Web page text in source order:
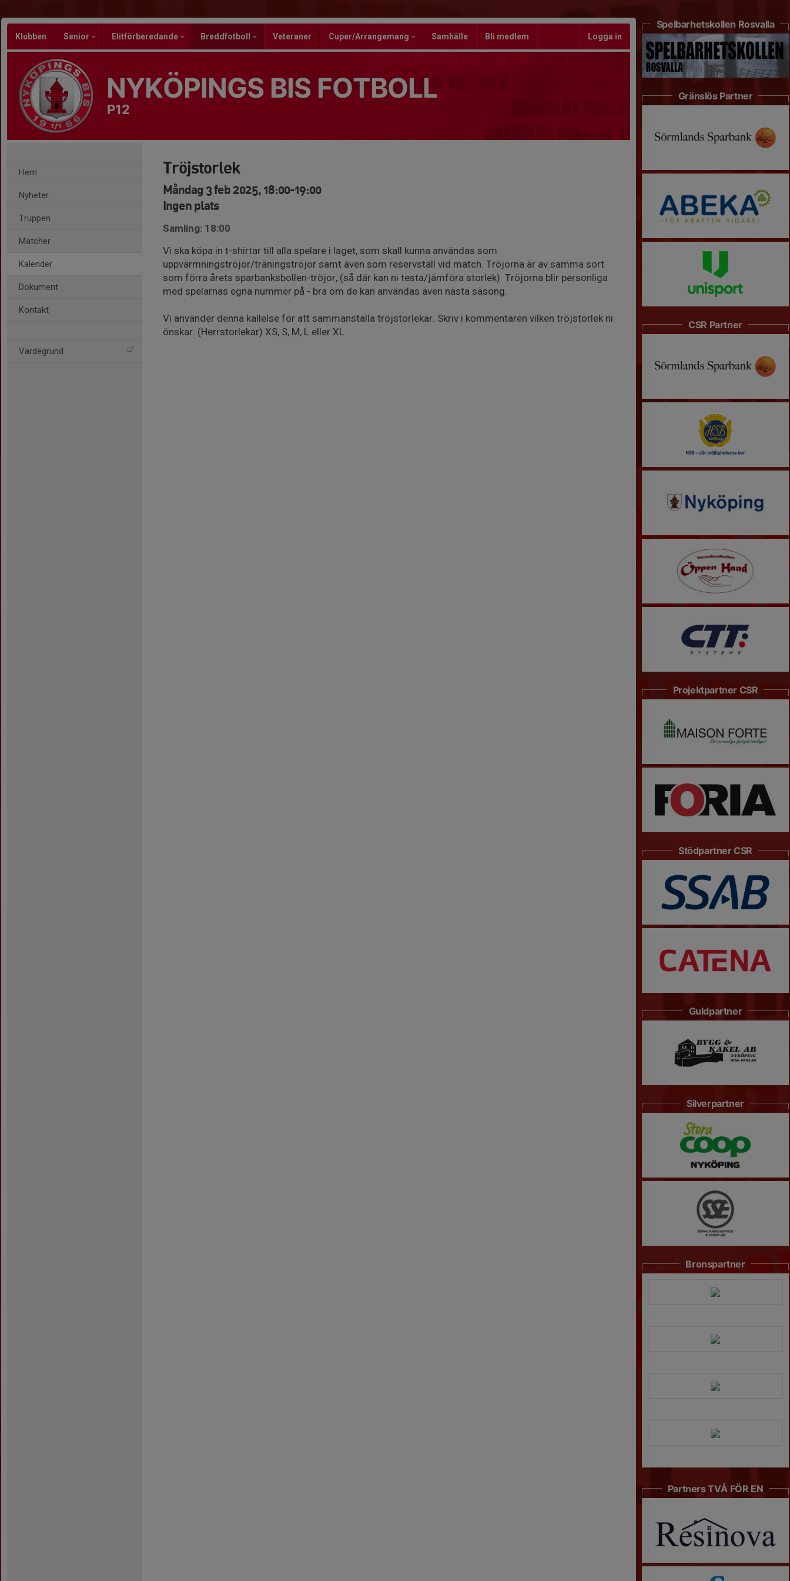
Klubben Senior Elitförberedande Breddfotboll Veteraner Cuper/Arrangemang Samhälle Bli medlem Logga in
NYKÖPINGS BIS FOTBOLL
P12
Hem
Nyheter
Truppen
Matcher
Kalender
Dokument
Kontakt
Värdegrund
Tröjstorlek
Måndag 3 feb 2025, 18:00-19:00
Ingen plats
Samling: 18:00
Vi ska köpa in t-shirtar till alla spelare i laget, som skall kunna användas som
uppvärmningströjor/träningströjor samt även som reservställ vid match. Tröjorna är av samma sort
som förra årets sparbanksbollen-tröjor, (så där kan ni testa/jämföra storlek). Tröjorna blir personliga
med spelarnas egna nummer på - bra om de kan användas även nästa säsong.
Vi använder denna kallelse för att sammanställa tröjstorlekar. Skriv i kommentaren vilken tröjstorlek ni
önskar. (Herrstorlekar) XS, S, M, L eller XL
Spelbarhetskollen Rosvalla
Gränslös Partner
CSR Partner
Projektpartner CSR
Stödpartner CSR
Guldpartner
Silverpartner
Bronspartner
Partners TVÅ FÖR EN